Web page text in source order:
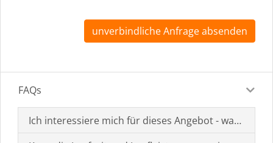
unverbindliche Anfrage absenden
FAQs
Ich interessiere mich für dieses Angebot - was muss